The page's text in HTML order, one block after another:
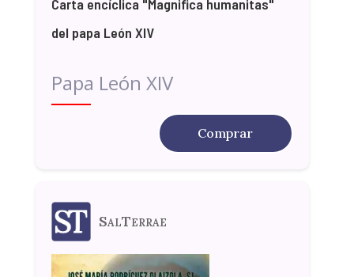
Carta encíclica "Magnifica humanitas"
del papa León XIV
Papa León XIV
Comprar
SalTerrae